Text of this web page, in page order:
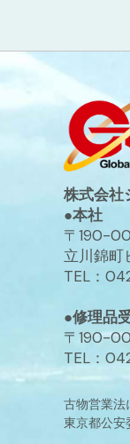
株式会社
●本社
〒190-
立川錦町
TEL：
●修理品
〒190-
TEL：
古物営業法
東京都公